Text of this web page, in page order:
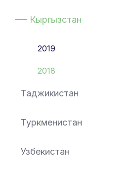
Кыргызстан
2019
2018
Таджикистан
Туркменистан
Узбекистан